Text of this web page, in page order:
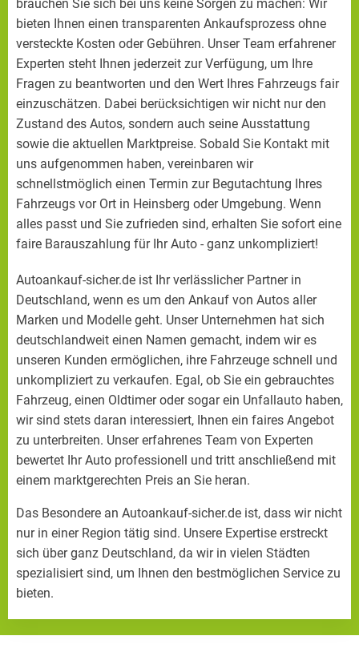
brauchen Sie sich bei uns keine Sorgen zu machen: Wir
bieten Ihnen einen transparenten Ankaufsprozess ohne
versteckte Kosten oder Gebühren. Unser Team erfahrener
Experten steht Ihnen jederzeit zur Verfügung, um Ihre
Fragen zu beantworten und den Wert Ihres Fahrzeugs fair
einzuschätzen. Dabei berücksichtigen wir nicht nur den
Zustand des Autos, sondern auch seine Ausstattung
sowie die aktuellen Marktpreise. Sobald Sie Kontakt mit
uns aufgenommen haben, vereinbaren wir
schnellstmöglich einen Termin zur Begutachtung Ihres
Fahrzeugs vor Ort in Heinsberg oder Umgebung. Wenn
alles passt und Sie zufrieden sind, erhalten Sie sofort eine
faire Barauszahlung für Ihr Auto - ganz unkompliziert!
Autoankauf-sicher.de ist Ihr verlässlicher Partner in
Deutschland, wenn es um den Ankauf von Autos aller
Marken und Modelle geht. Unser Unternehmen hat sich
deutschlandweit einen Namen gemacht, indem wir es
unseren Kunden ermöglichen, ihre Fahrzeuge schnell und
unkompliziert zu verkaufen. Egal, ob Sie ein gebrauchtes
Fahrzeug, einen Oldtimer oder sogar ein Unfallauto haben,
wir sind stets daran interessiert, Ihnen ein faires Angebot
zu unterbreiten. Unser erfahrenes Team von Experten
bewertet Ihr Auto professionell und tritt anschließend mit
einem marktgerechten Preis an Sie heran.
Das Besondere an Autoankauf-sicher.de ist, dass wir nicht
nur in einer Region tätig sind. Unsere Expertise erstreckt
sich über ganz Deutschland, da wir in vielen Städten
spezialisiert sind, um Ihnen den bestmöglichen Service zu
bieten.